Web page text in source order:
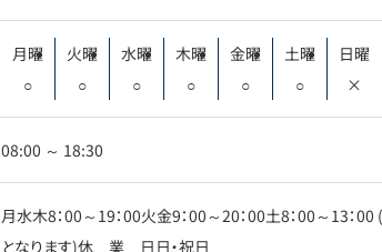
月曜
○
火曜
○
水曜
○
木曜
○
金曜
○
土曜
○
日曜
×
08:00 ～ 18:30
月水木8：00～19：00火金9：00～20：00土8：00～13
となります)休 業 日日・祝日